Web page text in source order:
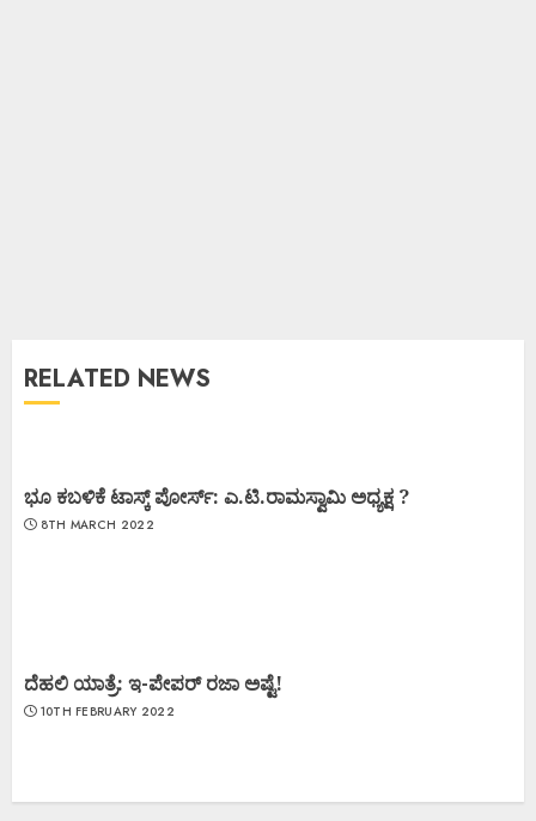
RELATED NEWS
ಭೂ ಕಬಳಿಕೆ ಟಾಸ್ಕ್ ಪೋರ್ಸ್: ಎ.ಟಿ.ರಾಮಸ್ವಾಮಿ ಅಧ್ಯಕ್ಷ ?
8TH MARCH 2022
ದೆಹಲಿ ಯಾತ್ರೆ: ಇ-ಪೇಪರ್ ರಜಾ ಅಷ್ಟೆ!
10TH FEBRUARY 2022